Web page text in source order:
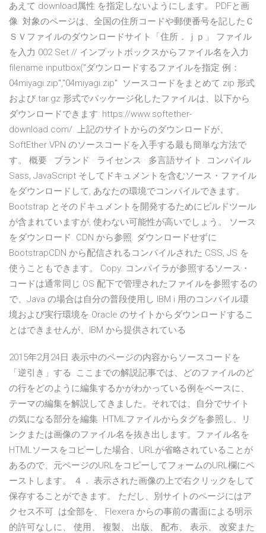
あえて download属性 を指定しないようにします。 PDFと画
像 対象のページは、全国の住所コードや郵便番号を記したＣ
ＳＶファイルのダウンロードサイト「住所．ｊｐ」 ファイル
を入力 002 Set // インプットボックスからファイル名を入力
filename inputbox("ダウンロードするファイルを指定 例：
04miyagi.zip","04miyagi.zip" ソースコードをまとめて.zip 形式
および.tar.gz 形式でパッケージ化したファイルは、以下から
ダウンロードできます: https://www.softether-
download.com/. 上記のサイトからのダウンロードが、
SoftEther VPN のソースコードを入手する最も簡単な方法で
す。 概要 · ブランド · ライセンス · 多言語サイト. コンパイル
Sass, JavaScript そしてドキュメントを含むソース・ファイル
をダウンロードして, あなたの環境でコンパイルできます。
Bootstrap とそのドキュメントを開発するためにビルドツール
が含まれていますが, 使わない可能性が高いでしょう。 ソース
をダウンロード. CDN から参照. ダウンロードせずに
BootstrapCDN から配信されるコンパイルされた CSS, JS を
使うこともできます。 Copy. コンパイラが参照するソース・
コードは通常同じ OS 配下で管理されたファイルを参照するの
で、Java の場合は自分の普段使用し IBM i 用のコンパイル環
境および実行環境を Oracle のサイトからダウンロードするこ
とはできませんが、IBM から提供されている
2015年2月24日 表示中のページの内容からソースコードを
「逆引き」する. ここまでの解説記事では、どのファイルのど
の行をどのように編集するかがわかっている例をベースに、
テーマの編集を解説してきました。それでは、自分でサイト
の気になる部分を編集 HTMLファイルからタグを参照し、リ
ンクまたは画像のファイル名を抜き出します。ファイル名を
HTMLソースをコピーした場合、URLが省略されていることが
あるので、元ページのURLをコピーしてフォームのURL欄にペ
ーストします。 ４． 表示された画像の上で右クリックをして
保存することができます。 ただし、別サイトのページにはア
クセス不可. は全部を、 Flexera からの事前の書面による明示
的許可なしに、 使用、 複製、 出版、 配布、 表示、 改変また